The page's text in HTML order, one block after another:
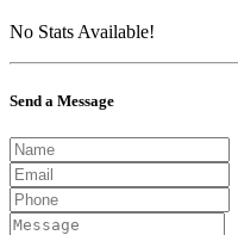
No Stats Available!
Send a Message